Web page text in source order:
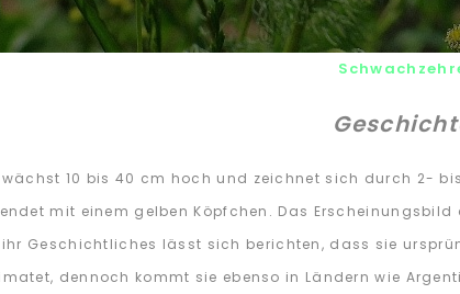
wächst 10 bis 40 cm hoch und zeichnet sich durch 2-
mit einem gelben Köpfchen. Das
ihr Geschichtliches lässt sich berichten, dass sie
dennoch kommt sie ebenso in Ländern wie